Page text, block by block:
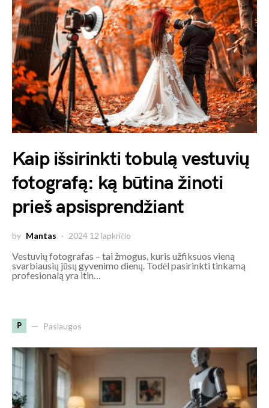
Kaip išsirinkti tobulą vestuvių
fotografą: ką būtina žinoti
prieš apsisprendžiant
by Mantas 2024 12 lapkričio
Vestuvių fotografas – tai žmogus, kuris užfiksuos vieną
svarbiausių jūsų gyvenimo dienų. Todėl pasirinkti tinkamą
profesionalą yra itin…
P Paslaugos